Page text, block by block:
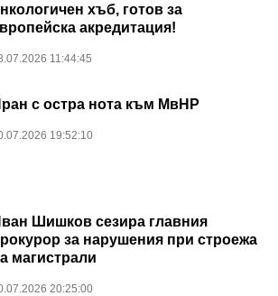
хъб, готов за
акредитация!
11:44:45
с остра нота към МвНР
19:52:10
Шишков сезира главния
за нарушения при строежа
магистрали
20:25:00